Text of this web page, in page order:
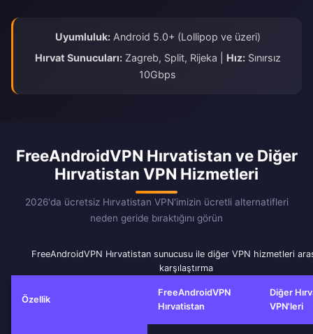
Uyumluluk:Android 5.0+ (Lollipop ve üzeri)
Hırvat Sunucuları:Zagreb, Split, Rijeka | Hız:Sınırsız
10Gbps
FreeAndroidVPN Hırvatistan ve Diğer
Hırvatistan VPN Hizmetleri
2026'da ücretsiz Hırvatistan VPN'imizin ücretli alternatifleri
neden geride bıraktığını görün
FreeAndroidVPN Hırvatistan sunucusu ile diğer VPN hizmetleri
karşılaştırma
Özellik
FreeAndroidVPN
Hırvatistan
Diğer
VPN'leri